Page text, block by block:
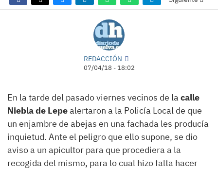
REDACCIÓN
07/04/18 - 18:02
En la tarde del pasado viernes vecinos de la calle
Niebla de Lepealertaron a la Policía Local de que
un enjambre de abejas en una fachada les producía
inquietud. Ante el peligro que ello supone, se dio
aviso a un apicultor para que procediera a la
recogida del mismo, para lo cual hizo falta hacer